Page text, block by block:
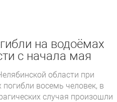
на водоёмах
с начала мая
области при
восемь человек, в
случая произошли